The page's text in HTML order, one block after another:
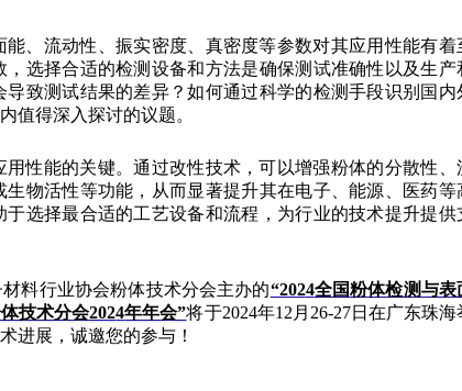
、流动性、振实密度、真密度等参数对其应用性能有着
选择合适的检测设备和方法是确保测试准确性以及生产
致测试结果的差异？如何通过科学的检测手段识别国内
值得深入探讨的议题。
性能的关键。通过改性技术，可以增强粉体的分散性、
物活性等功能，从而显著提升其在电子、能源、医药等
选择最合适的工艺设备和流程，为行业的技术提升提供
料行业协会粉体技术分会主办的“2024全国粉体检测与表
技术分会2024年年会”将于2024年12月26-27日在广东珠海
进展，诚邀您的参与！